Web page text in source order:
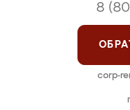
8
corp-